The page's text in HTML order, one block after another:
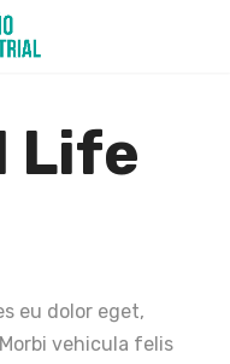
Life
eu dolor eget,
vehicula felis